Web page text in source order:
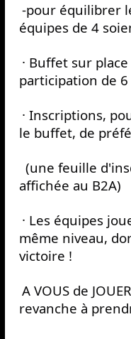
-pour équilibrer
équipes de 4
· Buffet sur
participation de
· Inscriptions,
le buffet, de
(une feuille
affichée au B2A)
· Les équipes
même niveau,
victoire !
A VOUS de
revanche à